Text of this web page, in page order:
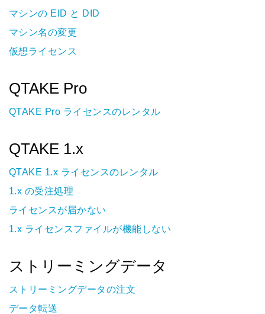
マシンの EID と DID
マシン名の変更
仮想ライセンス
QTAKE Pro
QTAKE Pro ライセンスのレンタル
QTAKE 1.x
QTAKE 1.x ライセンスのレンタル
1.x の受注処理
ライセンスが届かない
1.x ライセンスファイルが機能しない
ストリーミングデータ
ストリーミングデータの注文
データ転送